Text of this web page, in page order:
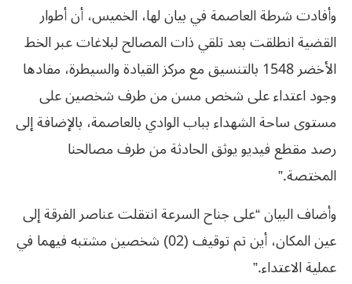
وأفادت شرطة العاصمة في بيان لها، الخميس، أن أطوار
القضية انطلقت بعد تلقي ذات المصالح لبلاغات عبر الخط
الأخضر 1548 بالتنسيق مع مركز القيادة والسيطرة، مفادها
وجود اعتداء على شخص مسن من طرف شخصين على
مستوى ساحة الشهداء بباب الوادي بالعاصمة، بالإضافة إلى
رصد مقطع فيديو يوثق الحادثة من طرف مصالحنا
المختصة.”
وأضاف البيان “على جناح السرعة انتقلت عناصر الفرقة إلى
عين المكان، أين تم توقيف (02) شخصين مشتبه فيهما في
عملية الاعتداء.”